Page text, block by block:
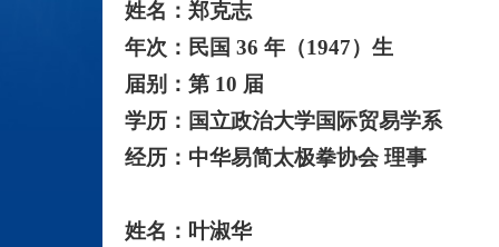
姓名：郑克志
年次：民国 36 年（1947）生
届别：第 10 届
学历：国立政治大学国际贸易学系
经历：中华易简太极拳协会 理事
姓名：叶淑华